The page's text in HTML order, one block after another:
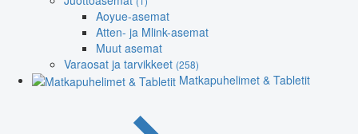
Aoyue-asemat
Atten- ja Mlink-asemat
Muut asemat
Varaosat ja tarvikkeet (258)
Matkapuhelimet & Tabletit